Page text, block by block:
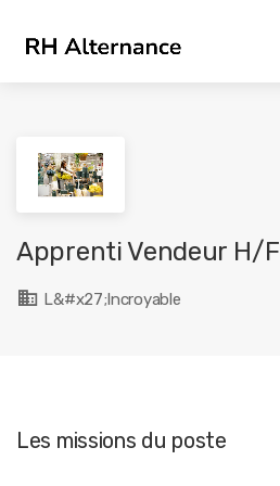
Apprenti Vendeur H/F
L&#x27;Incroyable
Les missions du poste